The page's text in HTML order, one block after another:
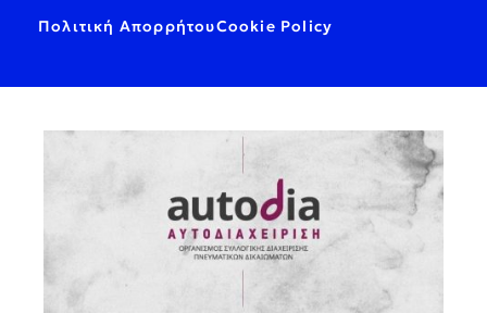
Πολιτική ΑπορρήτουCookie Policy